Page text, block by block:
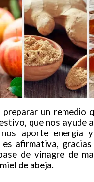
preparar un remedio
que nos ayude
aporte energía
es afirmativa,
de vinagre de
de abeja.